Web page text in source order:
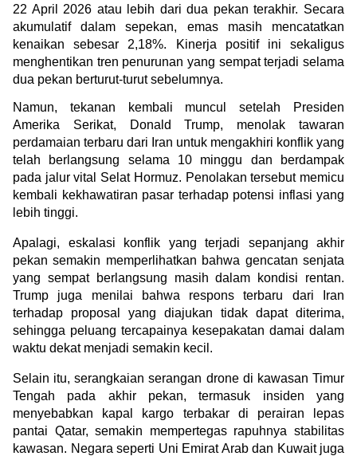
22 April 2026 atau lebih dari dua pekan terakhir. Secara
akumulatif dalam sepekan, emas masih mencatatkan
kenaikan sebesar 2,18%. Kinerja positif ini sekaligus
menghentikan tren penurunan yang sempat terjadi selama
dua pekan berturut-turut sebelumnya.
Namun, tekanan kembali muncul setelah Presiden
Amerika Serikat, Donald Trump, menolak tawaran
perdamaian terbaru dari Iran untuk mengakhiri konflik yang
telah berlangsung selama 10 minggu dan berdampak
pada jalur vital Selat Hormuz. Penolakan tersebut memicu
kembali kekhawatiran pasar terhadap potensi inflasi yang
lebih tinggi.
Apalagi, eskalasi konflik yang terjadi sepanjang akhir
pekan semakin memperlihatkan bahwa gencatan senjata
yang sempat berlangsung masih dalam kondisi rentan.
Trump juga menilai bahwa respons terbaru dari Iran
terhadap proposal yang diajukan tidak dapat diterima,
sehingga peluang tercapainya kesepakatan damai dalam
waktu dekat menjadi semakin kecil.
Selain itu, serangkaian serangan drone di kawasan Timur
Tengah pada akhir pekan, termasuk insiden yang
menyebabkan kapal kargo terbakar di perairan lepas
pantai Qatar, semakin mempertegas rapuhnya stabilitas
kawasan. Negara seperti Uni Emirat Arab dan Kuwait juga